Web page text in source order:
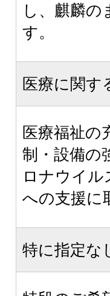
し、麒麟の
す。
医療に関す
医療福祉の
制・設備の
ロナウイル
への支援に
特に指定な